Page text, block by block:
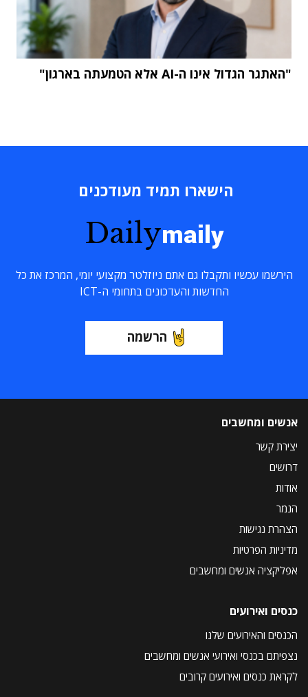
"האתגר הגדול אינו ה-AI אלא הטמעתה בארגון"
הישארו תמיד מעודכנים
Dailymaily
הירשמו עכשיו ותקבלו גם אתם ניוזלטר מקצועי יומי, המרכז את כל
החדשות והעדכונים בתחומי ה-ICT
הרשמה
אנשים ומחשבים
יצירת קשר
דרושים
אודות
הנמר
הצהרת נגישות
מדיניות הפרטיות
אפליקציה אנשים ומחשבים
כנסים ואירועים
הכנסים והאירועים שלנו
נצפיתם בכנסי ואירועי אנשים ומחשבים
לקראת כנסים ואירועים קרובים